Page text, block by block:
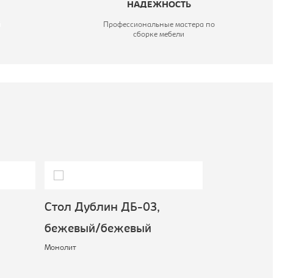
НАДЕЖНОСТЬ
Профессиональные мастера по
сборке мебели
Стол Дублин ДБ-03,
бежевый/бежевый
Монолит